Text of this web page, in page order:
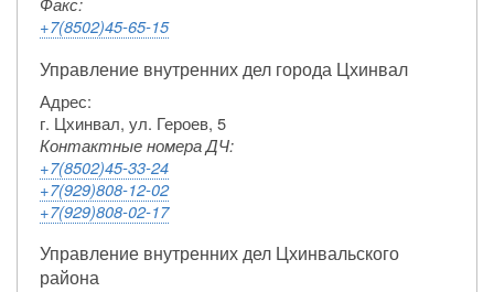
Факс:
+7(8502)45-65-15
Управление внутренних дел города Цхинвал
Адрес:
г. Цхинвал, ул. Героев, 5
Контактные номера ДЧ:
+7(8502)45-33-24
+7(929)808-12-02
+7(929)808-02-17
Управление внутренних дел Цхинвальского
района